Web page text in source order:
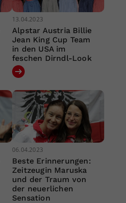
13.04.2023
Alpstar Austria Billie
Jean King Cup Team
in den USA im
feschen Dirndl-Look
06.04.2023
Beste Erinnerungen:
Zeitzeugin Maruska
und der Traum von
der neuerlichen
Sensation